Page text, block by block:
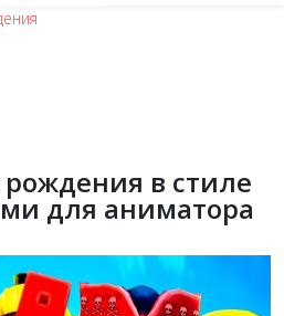
в стиле
для аниматора